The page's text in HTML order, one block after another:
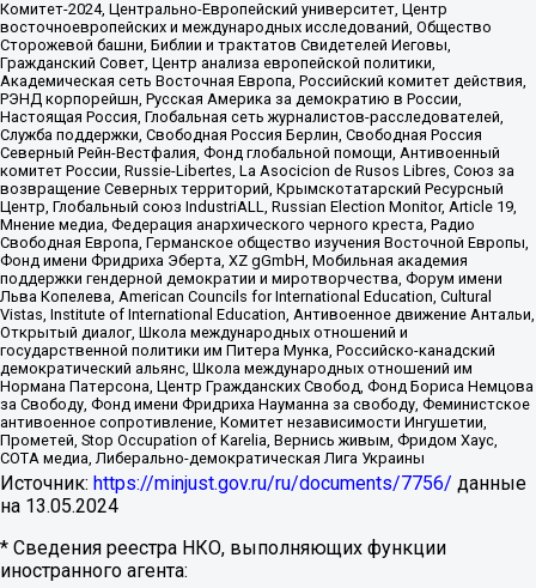
Комитет-2024, Центрально-Европейский университет, Центр
восточноевропейских и международных исследований, Общество
Сторожевой башни, Библии и трактатов Свидетелей Иеговы,
Гражданский Совет, Центр анализа европейской политики,
Академическая сеть Восточная Европа, Российский комитет действия,
РЭНД корпорейшн, Русская Америка за демократию в России,
Настоящая Россия, Глобальная сеть журналистов-расследователей,
Служба поддержки, Свободная Россия Берлин, Свободная Россия
Северный Рейн-Вестфалия, Фонд глобальной помощи, Антивоенный
комитет России, Russie-Libertes, La Asocicion de Rusos Libres, Союз за
возвращение Северных территорий, Крымскотатарский Ресурсный
Центр, Глобальный союз IndustriALL, Russian Election Monitor, Article 19,
Мнение медиа, Федерация анархического черного креста, Радио
Свободная Европа, Германское общество изучения Восточной Европы,
Фонд имени Фридриха Эберта, XZ gGmbH, Мобильная академия
поддержки гендерной демократии и миротворчества, Форум имени
Льва Копелева, American Councils for International Education, Cultural
Vistas, Institute of International Education, Антивоенное движение Антальи,
Открытый диалог, Школа международных отношений и
государственной политики им Питера Мунка, Российско-канадский
демократический альянс, Школа международных отношений им
Нормана Патерсона, Центр Гражданских Свобод, Фонд Бориса Немцова
за Свободу, Фонд имени Фридриха Науманна за свободу, Феминистское
антивоенное сопротивление, Комитет независимости Ингушетии,
Прометей, Stop Occupation of Karelia, Вернись живым, Фридом Хаус,
СОТА медиа, Либерально-демократическая Лига Украины
Источник: https://minjust.gov.ru/ru/documents/7756/ данные
на 13.05.2024
* Сведения реестра НКО, выполняющих функции
иностранного агента: